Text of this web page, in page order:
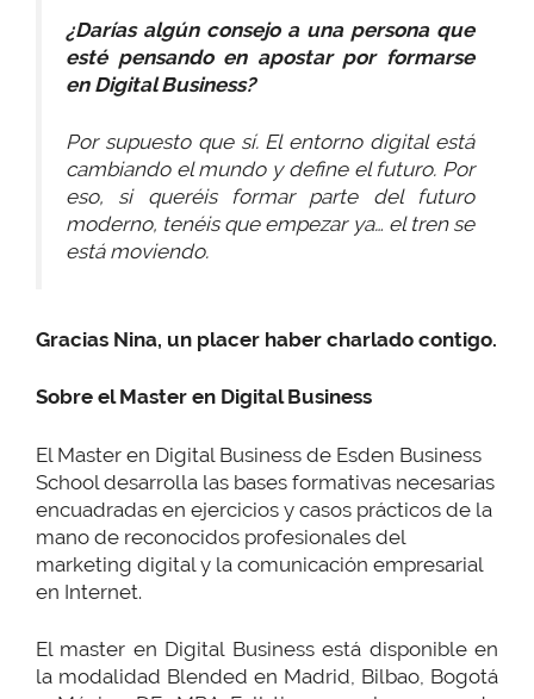
¿Darías algún consejo a una persona que
esté pensando en apostar por formarse
en Digital Business?
Por supuesto que sí. El entorno digital está
cambiando el mundo y define el futuro. Por
eso, si queréis formar parte del futuro
moderno, tenéis que empezar ya… el tren se
está moviendo.
Gracias Nina, un placer haber charlado contigo.
Sobre el Master en Digital Business
El Master en Digital Business de Esden Business
School desarrolla las bases formativas necesarias
encuadradas en ejercicios y casos prácticos de la
mano de reconocidos profesionales del
marketing digital y la comunicación empresarial
en Internet.
El master en Digital Business está disponible en
la modalidad Blended en Madrid, Bilbao, Bogotá